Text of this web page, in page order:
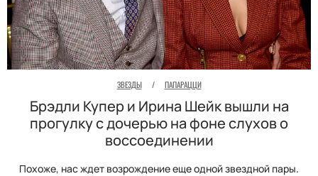
ЗВЕЗДЫ / ПАПАРАЦЦИ
Брэдли Купер и Ирина Шейк вышли на
прогулку с дочерью на фоне слухов о
воссоединении
Похоже, нас ждет возрождение еще одной звездной пары.